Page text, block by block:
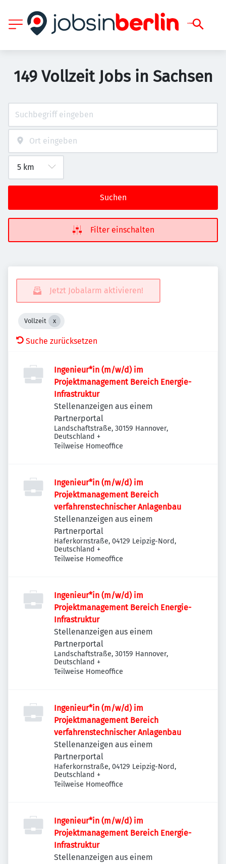
149 Vollzeit Jobs in Sachsen
Suchen
Filter einschalten
Jetzt Jobalarm aktivieren!
Vollzeit
Suche zurücksetzen
Ingenieur*in (m/w/d) im
Projektmanagement Bereich Energie-
Infrastruktur
Stellenanzeigen aus einem
Partnerportal
Landschaftstraße, 30159 Hannover,
Deutschland +
Teilweise Homeoffice
Ingenieur*in (m/w/d) im
Projektmanagement Bereich
verfahrenstechnischer Anlagenbau
Stellenanzeigen aus einem
Partnerportal
Haferkornstraße, 04129 Leipzig-Nord,
Deutschland +
Teilweise Homeoffice
Ingenieur*in (m/w/d) im
Projektmanagement Bereich Energie-
Infrastruktur
Stellenanzeigen aus einem
Partnerportal
Landschaftstraße, 30159 Hannover,
Deutschland +
Teilweise Homeoffice
Ingenieur*in (m/w/d) im
Projektmanagement Bereich
verfahrenstechnischer Anlagenbau
Stellenanzeigen aus einem
Partnerportal
Haferkornstraße, 04129 Leipzig-Nord,
Deutschland +
Teilweise Homeoffice
Ingenieur*in (m/w/d) im
Projektmanagement Bereich Energie-
Infrastruktur
Stellenanzeigen aus einem